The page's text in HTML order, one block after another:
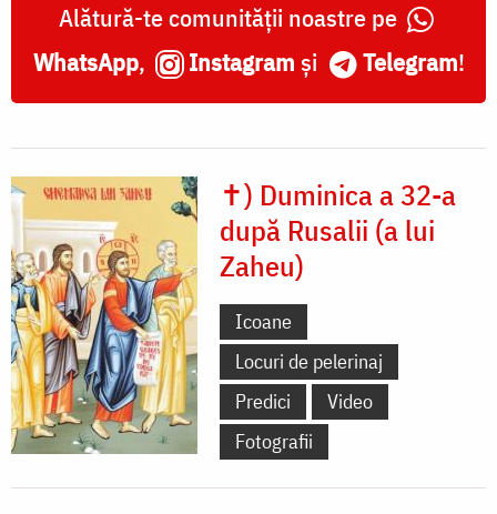
Alătură-te comunității noastre pe
WhatsApp, Instagram și Telegram!
✝) Duminica a 32-a
după Rusalii (a lui
Zaheu)
Icoane
Locuri de pelerinaj
Predici
Video
Fotografii